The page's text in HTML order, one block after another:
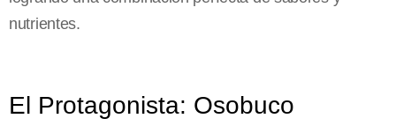
nutrientes.
El Protagonista: Osobuco